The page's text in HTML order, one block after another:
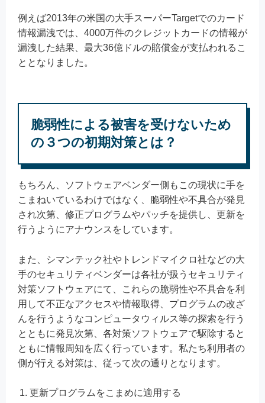
例えば2013年の米国の大手スーパーTargetでのカード
情報漏洩では、4000万件のクレジットカードの情報が
漏洩した結果、最大36億ドルの賠償金が支払われるこ
ととなりました。
脆弱性による被害を受けないため
の３つの初期対策とは？
もちろん、ソフトウェアベンダー側もこの現状に手を
こまねいているわけではなく、脆弱性や不具合が発見
され次第、修正プログラムやパッチを提供し、更新を
行うようにアナウンスをしています。
また、シマンテック社やトレンドマイクロ社などの大
手のセキュリティベンダーは各社が扱うセキュリティ
対策ソフトウェアにて、これらの脆弱性や不具合を利
用して不正なアクセスや情報取得、プログラムの改ざ
んを行うようなコンピュータウィルス等の探索を行う
とともに発見次第、各対策ソフトウェアで駆除すると
ともに情報周知を広く行っています。私たち利用者の
側が行える対策は、従って次の通りとなります。
更新プログラムをこまめに適用する